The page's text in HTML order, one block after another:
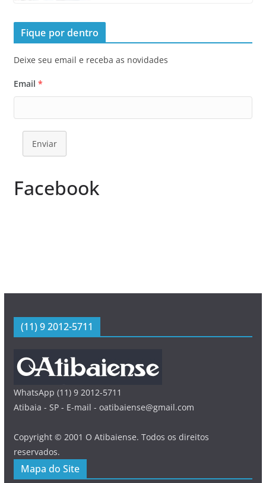
Fique por dentro
Deixe seu email e receba as novidades
Email *
Enviar
Facebook
(11) 9 2012-5711
WhatsApp (11) 9 2012-5711
Atibaia - SP - E-mail - oatibaiense@gmail.com
Copyright © 2001 O Atibaiense. Todos os direitos
reservados.
Mapa do Site